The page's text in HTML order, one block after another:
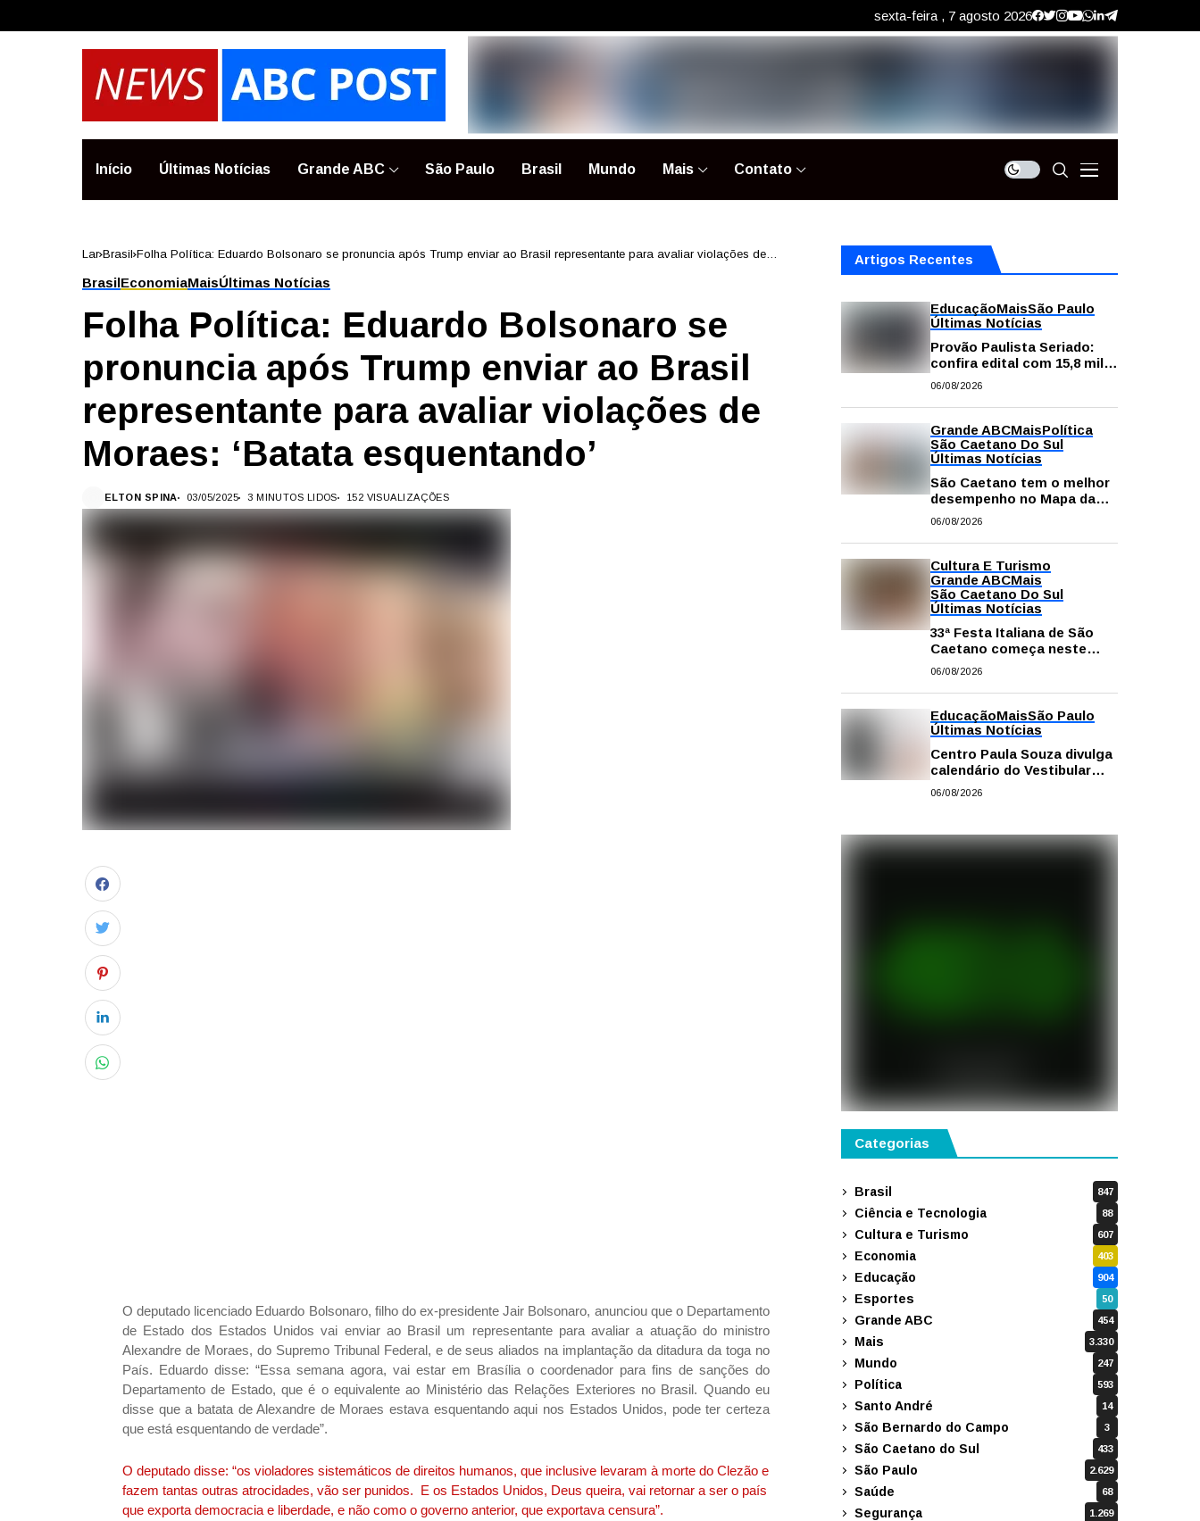
sexta-feira , 7 agosto 2026
Início Últimas Notícias Grande ABC São Paulo Brasil Mundo Mais Contato
Lar Brasil Folha Política: Eduardo Bolsonaro se pronuncia após Trump enviar ao Brasil representante para avaliar violações de
BrasilEconomiaMaisÚltimas Notícias
Folha Política: Eduardo Bolsonaro se
pronuncia após Trump enviar ao Brasil
representante para avaliar violações de
Moraes: ‘Batata esquentando’
ELTON SPINA 03/05/2025 3 MINUTOS LIDOS 152 VISUALIZAÇÕES
O deputado licenciado Eduardo Bolsonaro, filho do ex-presidente Jair Bolsonaro, anunciou que o Departamento
de Estado dos Estados Unidos vai enviar ao Brasil um representante para avaliar a atuação do ministro
Alexandre de Moraes, do Supremo Tribunal Federal, e de seus aliados na implantação da ditadura da toga no
País. Eduardo disse: “Essa semana agora, vai estar em Brasília o coordenador para fins de sanções do
Departamento de Estado, que é o equivalente ao Ministério das Relações Exteriores no Brasil. Quando eu
disse que a batata de Alexandre de Moraes estava esquentando aqui nos Estados Unidos, pode ter certeza
que está esquentando de verdade”.
O deputado disse: “os violadores sistemáticos de direitos humanos, que inclusive levaram à morte do Clezão e
fazem tantas outras atrocidades, vão ser punidos. E os Estados Unidos, Deus queira, vai retornar a ser o país
que exporta democracia e liberdade, e não como o governo anterior, que exportava censura”.
Artigos Recentes
EducaçãoMaisSão Paulo
Últimas Notícias
Provão Paulista Seriado:
confira edital com 15,8 mil
vagas para ensino superior
06/08/2026
Grande ABCMaisPolítica
São Caetano Do Sul
Últimas Notícias
São Caetano tem o melhor
desempenho no Mapa da
Desigualdade da Grande SP
06/08/2026
Cultura E Turismo
Grande ABCMais
São Caetano Do Sul
Últimas Notícias
33ª Festa Italiana de São
Caetano começa neste
sábado com mais barracas
e atrações
06/08/2026
EducaçãoMaisSão Paulo
Últimas Notícias
Centro Paula Souza divulga
calendário do Vestibular
das Fatecs para o primeiro
06/08/2026
Categorias
Brasil 847
Ciência e Tecnologia 88
Cultura e Turismo 607
Economia 403
Educação 904
Esportes 50
Grande ABC 454
Mais 3.330
Mundo 247
Política 593
Santo André 14
São Bernardo do Campo 3
São Caetano do Sul 433
São Paulo 2.629
Saúde 68
Segurança 1.269